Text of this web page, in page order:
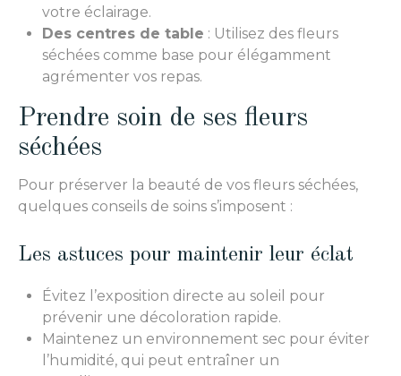
votre éclairage.
Des centres de table : Utilisez des fleurs
séchées comme base pour élégamment
agrémenter vos repas.
Prendre soin de ses fleurs
séchées
Pour préserver la beauté de vos fleurs séchées,
quelques conseils de soins s’imposent :
Les astuces pour maintenir leur éclat
Évitez l’exposition directe au soleil pour
prévenir une décoloration rapide.
Maintenez un environnement sec pour éviter
l’humidité, qui peut entraîner un